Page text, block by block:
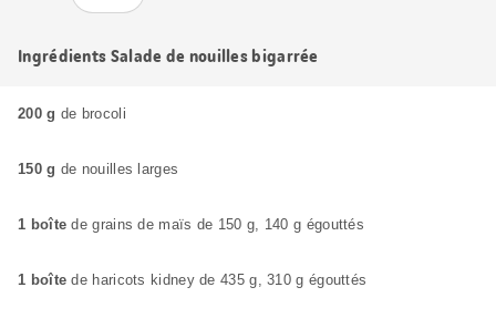
Ingrédients Salade de nouilles bigarrée
200 g de brocoli
150 g de nouilles larges
1 boîte de grains de maïs de 150 g, 140 g égouttés
1 boîte de haricots kidney de 435 g, 310 g égouttés